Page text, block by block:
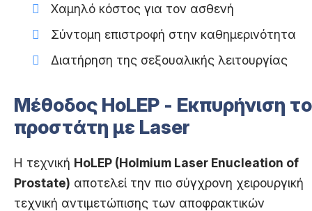
Χαμηλό κόστος για τον ασθενή
Σύντομη επιστροφή στην καθημερινότητα
Διατήρηση της σεξουαλικής λειτουργίας
Μέθοδος HoLEP - Εκπυρήνιση
προστάτη με Laser
Η τεχνική HoLEP (Holmium Laser Enucleation of
Prostate) αποτελεί την πιο σύγχρονη χειρουργική
τεχνική αντιμετώπισης των αποφρακτικών